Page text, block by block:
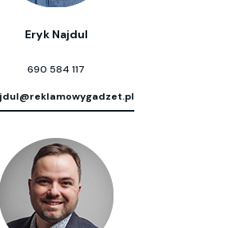
Eryk Najdul
690 584 117